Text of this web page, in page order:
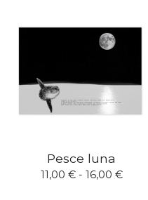
Pesce luna
11,00 €- 16,00 €